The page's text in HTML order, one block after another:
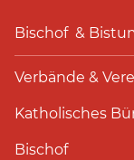
Bischof &
Verbände &
Katholisches
Bischof